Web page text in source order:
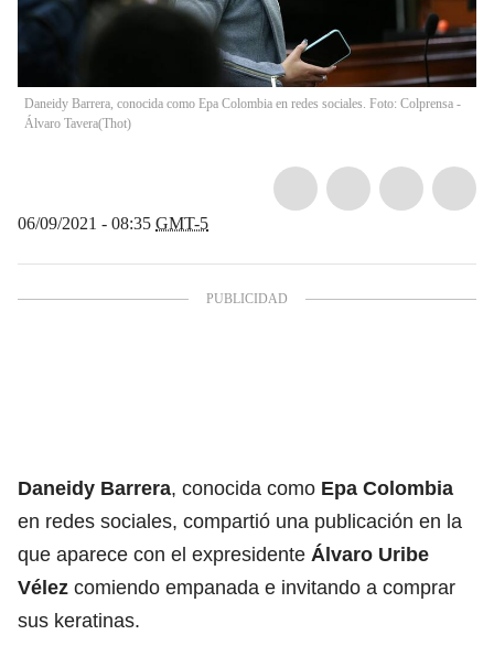
Daneidy Barrera, conocida como Epa Colombia en redes sociales. Foto: Colprensa -
Álvaro Tavera(Thot)
06/09/2021 - 08:35 GMT-5
Daneidy Barrera, conocida como Epa Colombia
en redes sociales, compartió una publicación en la
que aparece con el expresidente Álvaro Uribe
Vélez comiendo empanada e invitando a comprar
sus keratinas.